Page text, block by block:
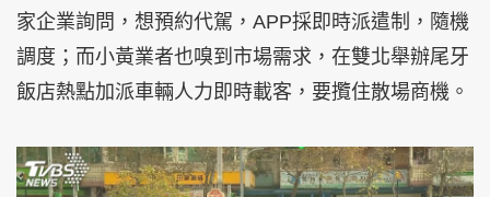
家企業詢問，想預約代駕，APP採即時派遣制，隨機
調度；而小黃業者也嗅到市場需求，在雙北舉辦尾牙
飯店熱點加派車輛人力即時載客，要攬住散場商機。